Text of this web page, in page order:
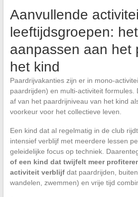
Aanvullende
leeftijdsgroepen:
aanpassen aan het
het kind
Paardrijvakanties zijn er in mono-
paardrijden) en multi-activiteit formules.
af van het paardrijniveau van het kind
voorkeur voor het collectieve leven.
Een kind dat al regelmatig in de club
intensief verblijf met meerdere lessen
geleidelijke focus op techniek.
of een kind dat twijfelt meer
activiteit verblijfdat paardrijden,
wandelen, zwemmen) en vrije tijd